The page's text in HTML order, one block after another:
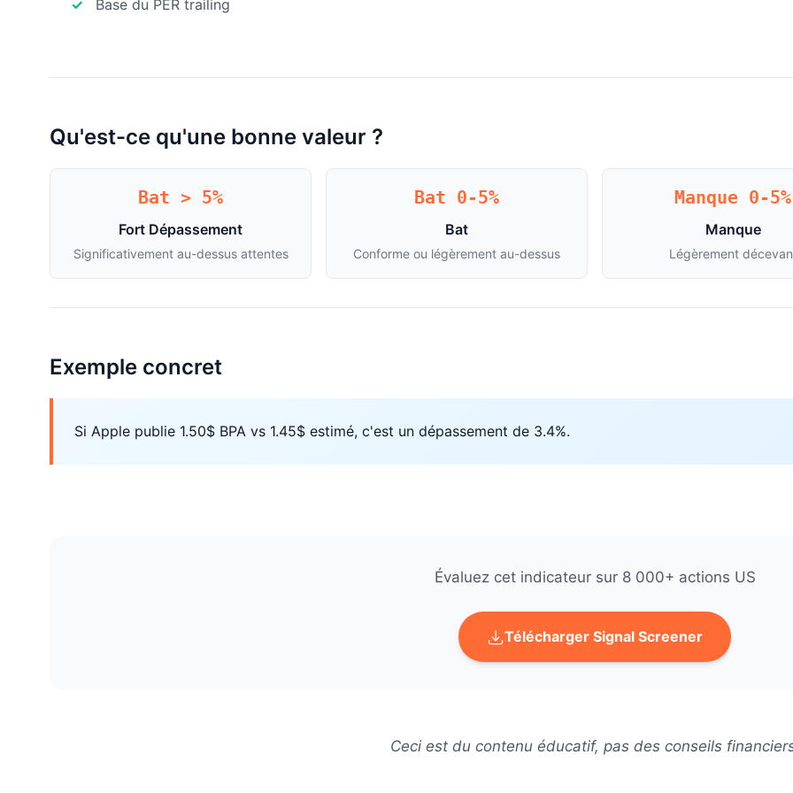
Base du PER trailing
Qu'est-ce qu'une bonne valeur ?
Bat > 5%
Fort Dépassement
Significativement au-dessus attentes
Bat 0-5%
Bat
Conforme ou légèrement au-dessus
Manque 0-5%
Manque
Légèrement
Exemple concret
Si Apple publie 1.50$ BPA vs 1.45$ estimé, c'est un dépassement de 3.4%.
Évaluez cet indicateur sur 8 000+ actions US
Télécharger Signal Screener
Ceci est du contenu éducatif, pas des conseils